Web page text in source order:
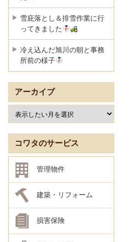
雪庇落とし＆排雪作業に行
ってきました
冷え込んだ旭川の朝と事務
所前の様子
アーカイブ
コワタのサービス
管理物件
建築・リフォーム
損害保険